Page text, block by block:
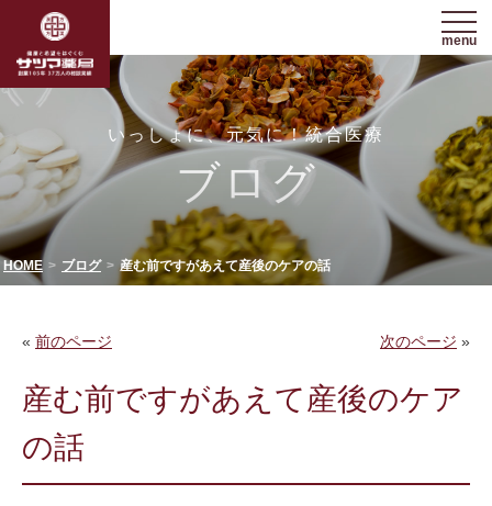
menu
いっしょに、元気に！統合医療
ブログ
HOME ブログ 産む前ですがあえて産後のケアの話
« 前のページ 次のページ »
産む前ですがあえて産後のケア
の話